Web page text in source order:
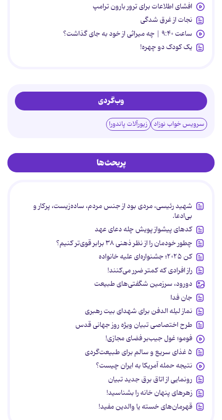
افشای اطلاعات برای ترور بارون ترامپ
نجات از غرق شدگی
ساعت ۹:۴۰ | چه میراثی از خود به جای گذاشت؟
یک کودک دو چهره!
وب‌گردی
سرویس خواب نوزاد زیورآلات پاندورا
پربحث‌ها
شهید رئیسی، مردی بود از جنس مردم، ساده‌زیست، پرکار و
بی‌ادعا.
کدهای پیشواز پویش چله دعای عهد
چطور خودمان را از نظر ذهنی ۳۸ برابر قوی‌تر کنیم؟
کن ۲۰۲۵؛ جشنواره‌ای علیه خانواده
راز افرادی که کمتر ضرر می‌کنند!
دورود، سرزمین شگفتی‌های طبیعت
جان فدا
نماز لیله الدفن برای شهدای بیت رهبری
طرح اختصاصی تبیان ویژه روز جهانی قدس
فومو؛ غول جیب‌بر فضای مجازی!
۵ غذای سریع و سالم برای طبیعت‌گردی
نتیجه حمله آمریکا به ایران چیست؟
رونمایی از اتاق برق جدید تبیان
زهرهای پنهان خانه را بشناسید!
قهرمان‌های خسته یا والدین مفید!